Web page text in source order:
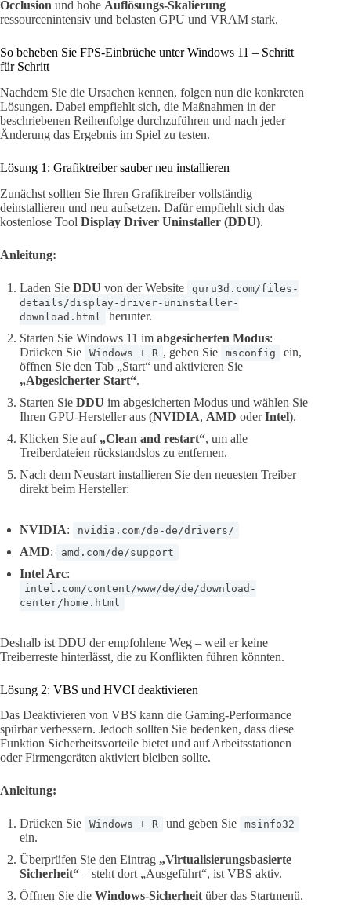
Occlusion und hohe Auflösungs-Skalierung
ressourcenintensiv und belasten GPU und VRAM stark.
So beheben Sie FPS-Einbrüche unter Windows 11 – Schritt
für Schritt
Nachdem Sie die Ursachen kennen, folgen nun die konkreten
Lösungen. Dabei empfiehlt sich, die Maßnahmen in der
beschriebenen Reihenfolge durchzuführen und nach jeder
Änderung das Ergebnis im Spiel zu testen.
Lösung 1: Grafiktreiber sauber neu installieren
Zunächst sollten Sie Ihren Grafiktreiber vollständig
deinstallieren und neu aufsetzen. Dafür empfiehlt sich das
kostenlose Tool Display Driver Uninstaller (DDU).
Anleitung:
Laden Sie DDU von der Website
guru3d.com/files-
details/display-driver-uninstaller-
download.html
herunter.
Starten Sie Windows 11 im abgesicherten Modus:
Drücken Sie
Windows + R , geben Sie msconfig
ein,
öffnen Sie den Tab „Start“ und aktivieren Sie
„Abgesicherter Start“.
Starten Sie DDU im abgesicherten Modus und wählen Sie
Ihren GPU-Hersteller aus (NVIDIA, AMD oderIntel).
Klicken Sie auf „Clean and restart“, um alle
Treiberdateien rückstandslos zu entfernen.
Nach dem Neustart installieren Sie den neuesten Treiber
direkt beim Hersteller:
NVIDIA: nvidia.com/de-de/drivers/
AMD: amd.com/de/support
Intel Arc:
intel.com/content/www/de/de/download-
center/home.html
Deshalb ist DDU der empfohlene Weg – weil er keine
Treiberreste hinterlässt, die zu Konflikten führen könnten.
Lösung 2: VBS und HVCI deaktivieren
Das Deaktivieren von VBS kann die Gaming-Performance
spürbar verbessern. Jedoch sollten Sie bedenken, dass diese
Funktion Sicherheitsvorteile bietet und auf Arbeitsstationen
oder Firmengeräten aktiviert bleiben sollte.
Anleitung:
Drücken Sie Windows + R und geben Sie msinfo32
ein.
Überprüfen Sie den Eintrag „Virtualisierungsbasierte
Sicherheit“ – steht dort „Ausgeführt“, ist VBS aktiv.
Öffnen Sie die Windows-Sicherheit über das Startmenü.